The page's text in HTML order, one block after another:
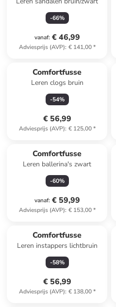
-66%
vanaf: € 46,99
Adviesprijs (AVP): € 141,00*
Comfortfusse
Leren clogs bruin
-54%
€ 56,99
Adviesprijs (AVP): € 125,00*
Comfortfusse
Leren ballerina's zwart
-60%
vanaf: € 59,99
Adviesprijs (AVP): € 153,00*
Comfortfusse
Leren instappers lichtbruin
-58%
€ 56,99
Adviesprijs (AVP): € 138,00*